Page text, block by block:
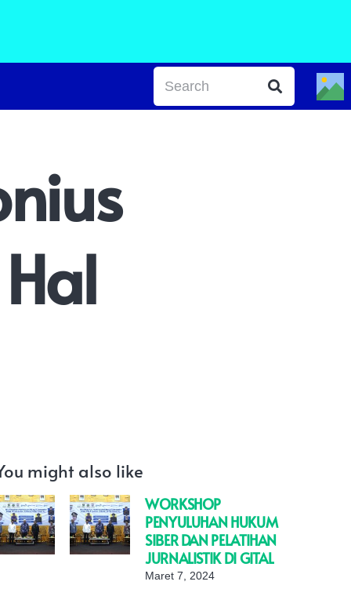
might also like
WORKSHOP
PENYULUHAN HUKUM
SIBER DAN PELATIHAN
JURNALISTIK DI GITAL
Maret 7, 2024